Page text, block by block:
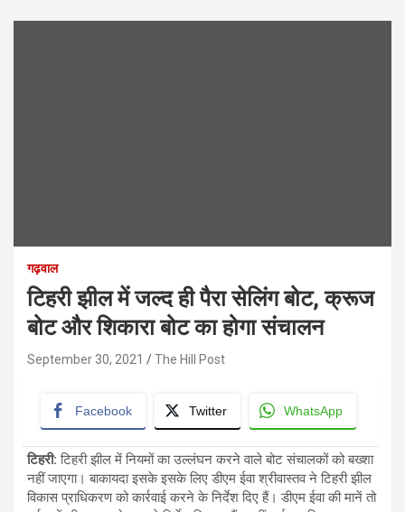
गढ़वाल
टिहरी झील में जल्द ही पैरा सेलिंग बोट, क्रूज
बोट और शिकारा बोट का होगा संचालन
September 30, 2021 The Hill Post
Facebook Twitter WhatsApp
टिहरी:टिहरी झील में नियमों का उल्लंघन करने वाले बोट संचालकों को बख्शा
नहीं जाएगा। बाकायदा इसके इसके लिए डीएम ईवा श्रीवास्तव ने टिहरी झील
विकास प्राधिकरण को कार्रवाई करने के निर्देश दिए हैं। डीएम ईवा की मानें तो